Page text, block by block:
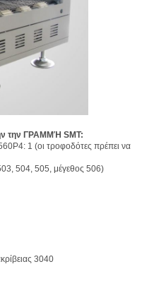
την ΓΡΑΜΜΉ SMT:
1 (οι τροφοδότες πρέπει να
504, 505, μέγεθος 506)
3040